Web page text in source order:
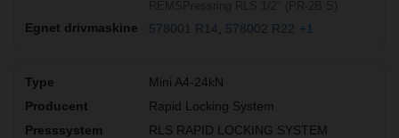
578001 R14 578002 R22 +1
Mini A4-24kN
Rapid Locking System
RLS RAPID LOCKING SYSTEM